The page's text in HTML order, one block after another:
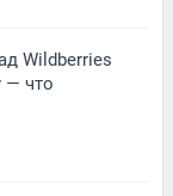
Wildberries
— что